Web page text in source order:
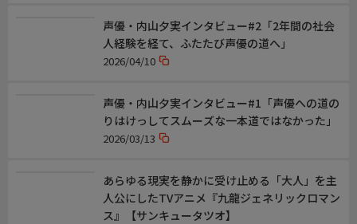
声優・内山夕実インタビュー#2「2年間の社会
人経験を経て、ふたたび声優の道へ」
2026/04/10
声優・内山夕実インタビュー#1「声優への道の
りはけっしてスムーズな一本道ではなかった」
2026/03/13
あらゆる現実を静かに受け止める「大人」を主
人公にしたTVアニメ『九龍ジェネリックロマン
ス』【サンキュータツオ】